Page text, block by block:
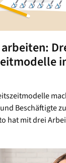
Beschäftigte
hat mit drei